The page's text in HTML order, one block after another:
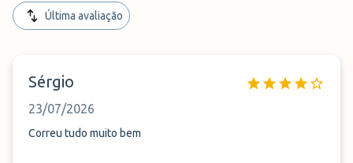
Última avaliação
Sérgio
23/07/2026
Correu tudo muito bem